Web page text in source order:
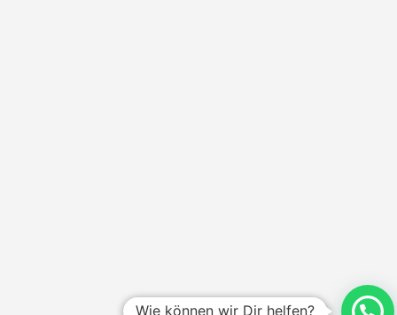
Wie können wir Dir helfen?